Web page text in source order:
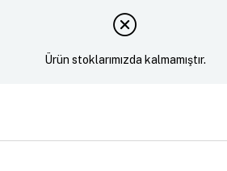
Ürün stoklarımızda kalmamıştır.